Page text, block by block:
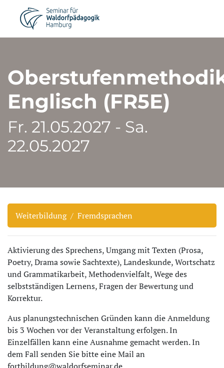
Englisch (FR5E)
Fr. 21.05.2027 - Sa.
22.05.2027
Weiterbildung Fremdsprachen
Aktivierung des Sprechens, Umgang mit Texten (Prosa,
Poetry, Drama sowie Sachtexte), Landeskunde, Wortschatz
und Grammatikarbeit, Methodenvielfalt, Wege des
selbstständigen Lernens, Fragen der Bewertung und
Korrektur.
Aus planungstechnischen Gründen kann die Anmeldung
bis 3 Wochen vor der Veranstaltung erfolgen. In
Einzelfällen kann eine Ausnahme gemacht werden. In
dem Fall senden Sie bitte eine Mail an